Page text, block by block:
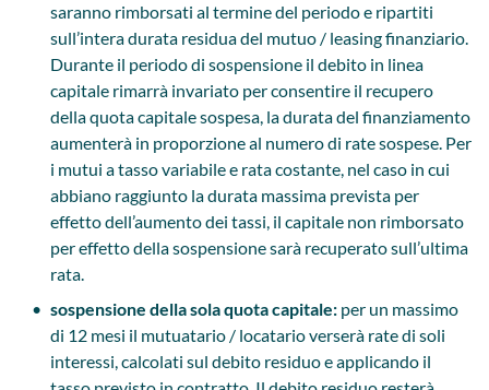
saranno rimborsati al termine del periodo e ripartiti
sull’intera durata residua del mutuo / leasing finanziario.
Durante il periodo di sospensione il debito in linea
capitale rimarrà invariato per consentire il recupero
della quota capitale sospesa, la durata del finanziamento
aumenterà in proporzione al numero di rate sospese. Per
i mutui a tasso variabile e rata costante, nel caso in cui
abbiano raggiunto la durata massima prevista per
effetto dell’aumento dei tassi, il capitale non rimborsato
per effetto della sospensione sarà recuperato sull’ultima
rata.
sospensione della sola quota capitale: per un massimo
di 12 mesi il mutuatario / locatario verserà rate di soli
interessi, calcolati sul debito residuo e applicando il